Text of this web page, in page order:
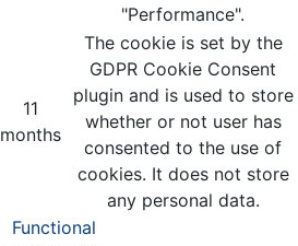
"Performance".
11
months
The cookie is set by the
GDPR Cookie Consent
plugin and is used to store
whether or not user has
consented to the use of
cookies. It does not store
any personal data.
Functional